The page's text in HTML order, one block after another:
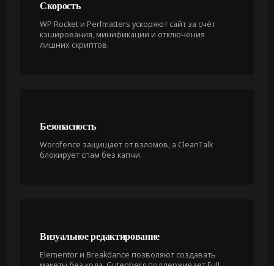
Скорость
WP Rocket и Perfmatters ускоряют сайт за счёт
кэширования, минификации и отключения
лишних скриптов.
Безопасность
Wordfence защищает от взломов, а CleanTalk
блокирует спам без капчи.
Визуальное редактирование
Elementor и Breakdance позволяют создавать